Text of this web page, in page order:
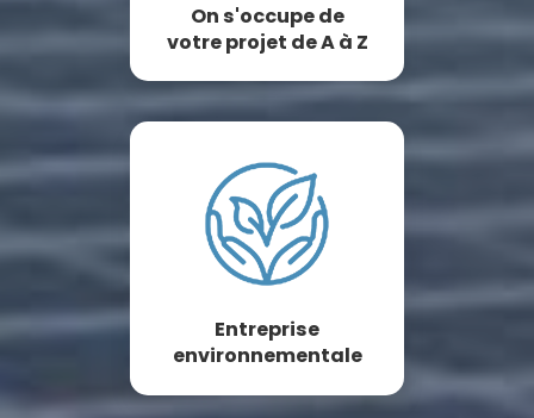
On s'occupe de
votre projet de A à Z
Entreprise
environnementale